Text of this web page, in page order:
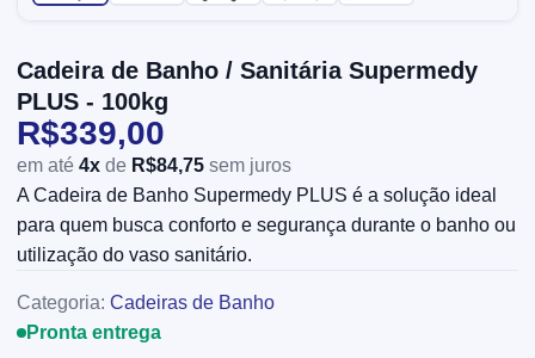
Cadeira de Banho / Sanitária Supermedy
PLUS - 100kg
R$339,00
em até 4x de R$84,75 sem juros
A Cadeira de Banho Supermedy PLUS é a solução ideal
para quem busca conforto e segurança durante o banho ou
utilização do vaso sanitário.
Categoria: Cadeiras de Banho
Pronta entrega